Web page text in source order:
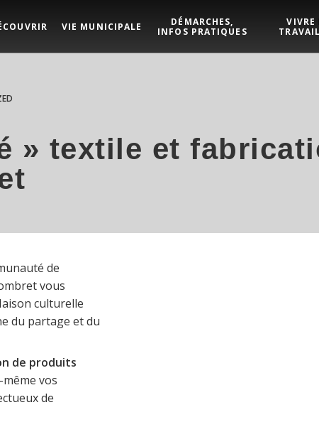
VIE MUNICIPALE
DÉMARCHES,
INFOS PRATIQUES
VIVRE
» textile et
de
vous
culturelle
du partage et du
de produits
vos
de